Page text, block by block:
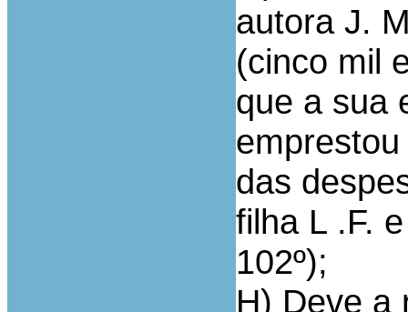
autora J.
(cinco mil
que a sua
das
filha L .F.
102º);
H) Deve a